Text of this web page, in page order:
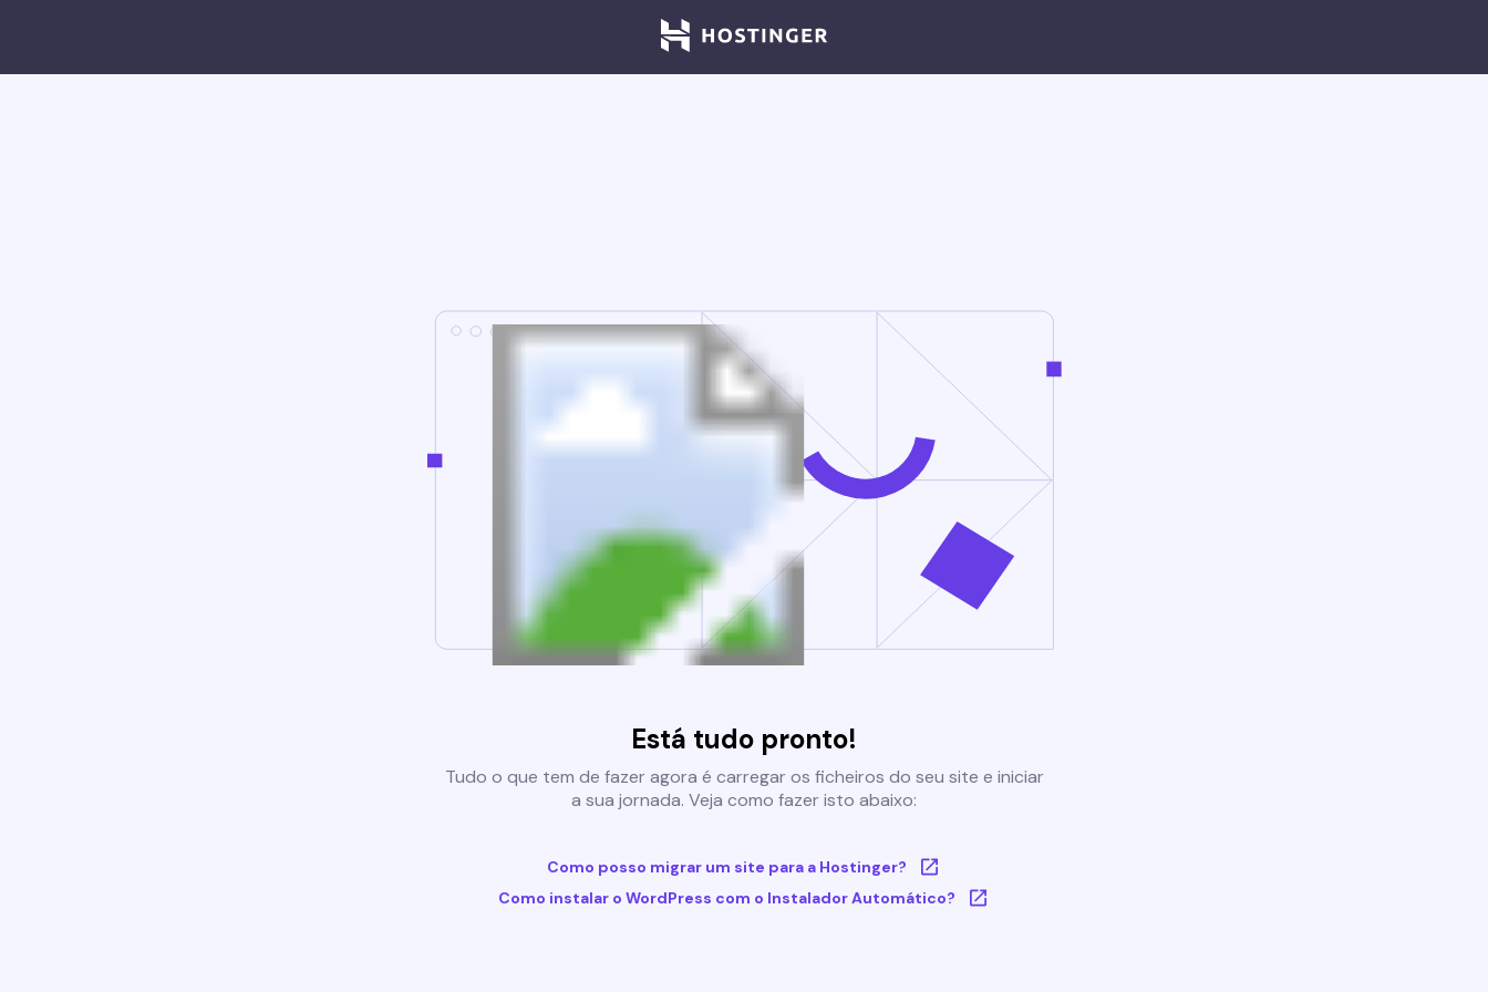
Está tudo pronto!
Tudo o que tem de fazer agora é carregar os ficheiros do seu site e iniciar
a sua jornada. Veja como fazer isto abaixo:
Como posso migrar um site para a Hostinger?
Como instalar o WordPress com o Instalador Automático?